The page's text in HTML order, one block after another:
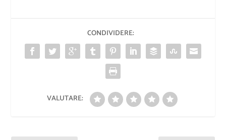
CONDIVIDERE:
VALUTARE: